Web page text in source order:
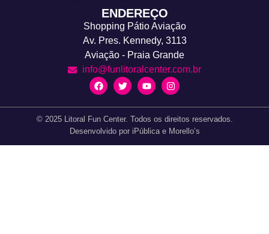
ENDEREÇO
Shopping Pátio Aviação
Av. Pres. Kennedy, 3113
Aviação - Praia Grande
info@funlitoralcenter.com.br
© 2025 Litoral Fun Center. Todos os direitos reservados.
Desenvolvido por iPública e Morello’s